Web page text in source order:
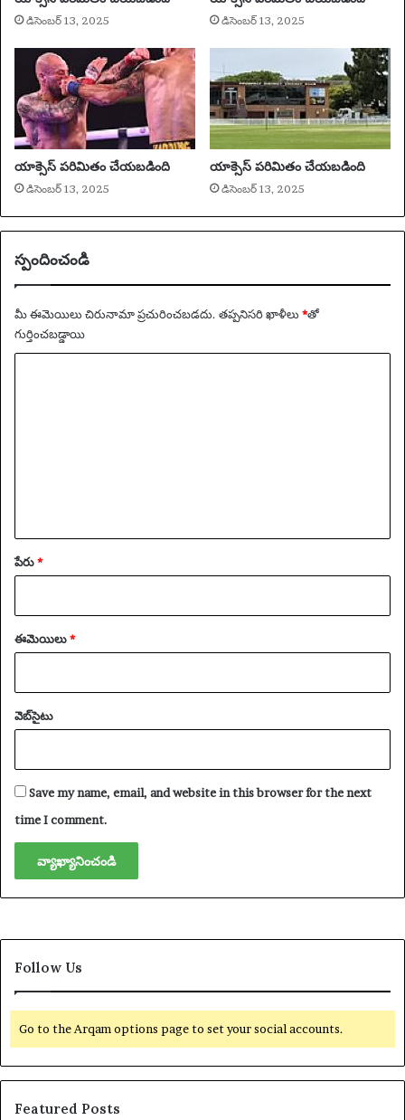
గీ
క
ని
సూ
చిం
డు
చె
ప్పాడిసెంబర్ 13, 2025 డిసెంబర్ 13, 2025
యాక్సెస్ పరిమితం చేయబడింది
డిసెంబర్ 13, 2025
యాక్సెస్ పరిమితం చేయబడింది
డిసెంబర్ 13, 2025
స్పందించండి
మీ ఈమెయిలు చిరునామా ప్రచురించబడదు. తప్పనిసరి ఖాళీలు *‌తో
గుర్తించబడ్డాయి
పేరు*
ఈమెయిలు*
వెబ్‌సైటు
Save my name, email, and website in this browser for the next
time I comment.
Follow Us
Go to the Arqam options page to set your social accounts.
Featured Posts